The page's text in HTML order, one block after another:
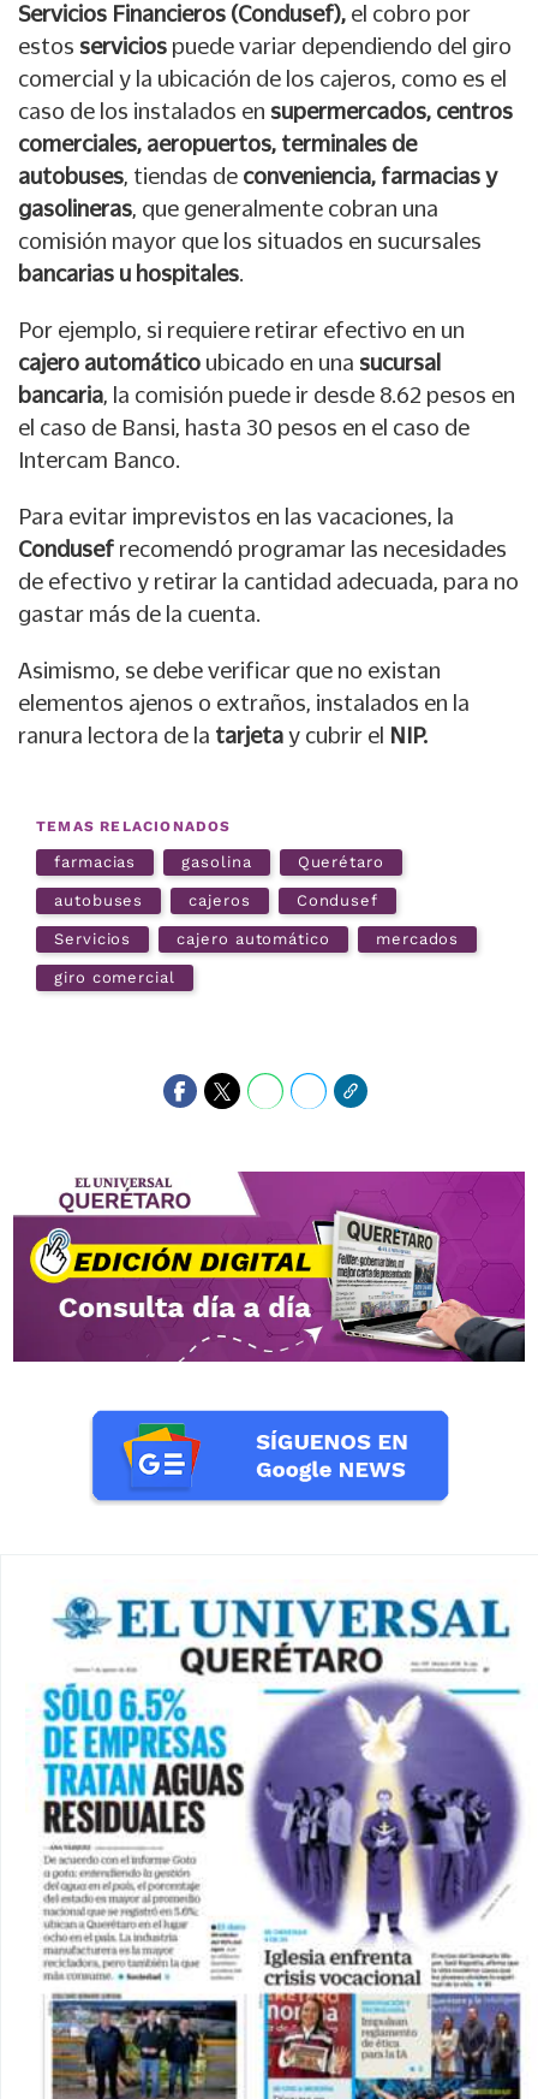
Servicios Financieros (Condusef), el cobro por
estos servicios puede variar dependiendo del giro
comercial y la ubicación de los cajeros, como es el
caso de los instalados en supermercados, centros
comerciales, aeropuertos, terminales de
autobuses, tiendas de conveniencia, farmacias y
gasolineras, que generalmente cobran una
comisión mayor que los situados en sucursales
bancarias u hospitales.
Por ejemplo, si requiere retirar efectivo en un
cajero automático ubicado en una sucursal
bancaria, la comisión puede ir desde 8.62 pesos en
el caso de Bansi, hasta 30 pesos en el caso de
Intercam Banco.
Para evitar imprevistos en las vacaciones, la
Condusef recomendó programar las necesidades
de efectivo y retirar la cantidad adecuada, para no
gastar más de la cuenta.
Asimismo, se debe verificar que no existan
elementos ajenos o extraños, instalados en la
ranura lectora de la tarjeta y cubrir el NIP.
TEMAS RELACIONADOS
farmacias gasolina Querétaro
autobuses cajeros Condusef
Servicios cajero automático mercados
giro comercial